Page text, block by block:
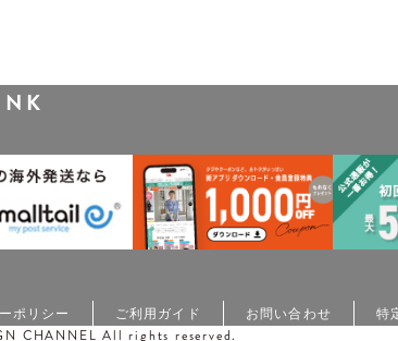
ポリシー ご利用ガイド お問い合わせ 特
CHANNEL All rights reserved.